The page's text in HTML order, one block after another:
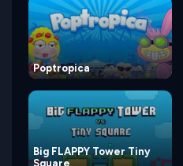
Poptropica
Big FLAPPY Tower Tiny
Square